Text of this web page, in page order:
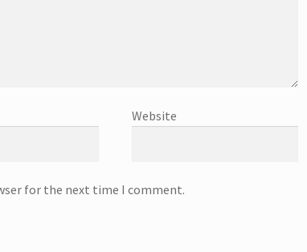
Website
for the next time I comment.